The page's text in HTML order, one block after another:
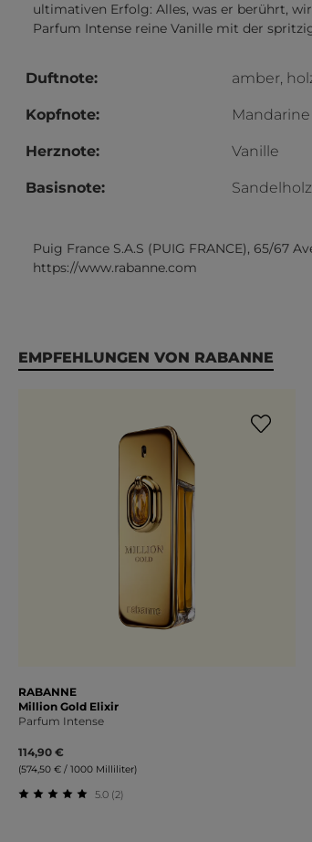
ultimativen Erfolg: Alles, was er berührt,
Parfum Intense reine Vanille mit der
Duftnote: amber,
Kopfnote: Mandarine
Herznote: Vanille
Basisnote: Sandelholz
Puig France S.A.S (PUIG FRANCE), 65/67
https://www.rabanne.com
Produktgalerie überspringen
EMPFEHLUNGEN VON RABANNE
RABANNE
Million Gold Elixir
Parfum Intense
114,90 €
(574,50 € / 1000 Milliliter)
5.0 (2)